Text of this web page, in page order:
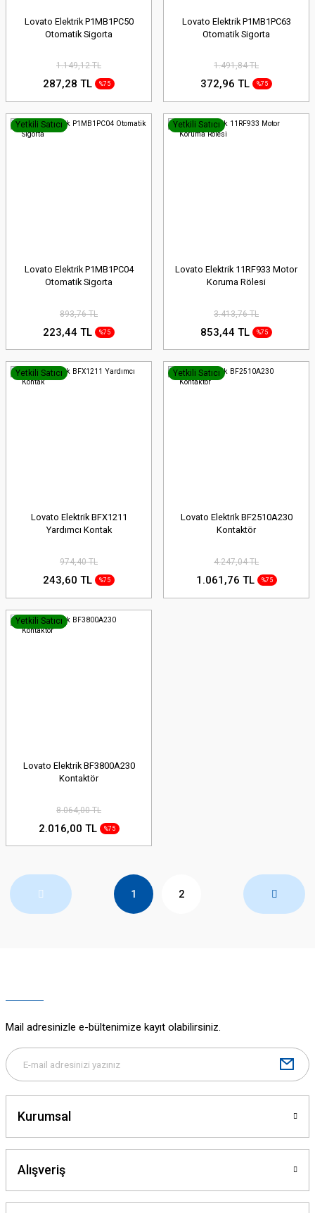
Lovato Elektrik P1MB1PC50
Otomatik Sigorta
1.149,12 TL
287,28 TL %75
Lovato Elektrik P1MB1PC63
Otomatik Sigorta
1.491,84 TL
372,96 TL %75
Yetkili Satıcı
Lovato Elektrik P1MB1PC04
Otomatik Sigorta
893,76 TL
223,44 TL %75
Yetkili Satıcı
Lovato Elektrik 11RF933 Motor
Koruma Rölesi
3.413,76 TL
853,44 TL %75
Yetkili Satıcı
Lovato Elektrik BFX1211
Yardımcı Kontak
974,40 TL
243,60 TL %75
Yetkili Satıcı
Lovato Elektrik BF2510A230
Kontaktör
4.247,04 TL
1.061,76 TL %75
Yetkili Satıcı
Lovato Elektrik BF3800A230
Kontaktör
8.064,00 TL
2.016,00 TL %75
1 2
Mail adresinizle e-bültenimize kayıt olabilirsiniz.
Kurumsal
Alışveriş